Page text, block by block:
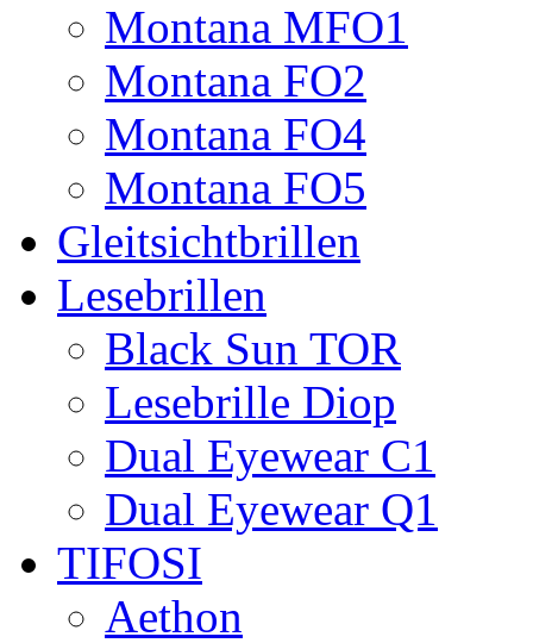
Montana MFO1
Montana FO2
Montana FO4
Montana FO5
Gleitsichtbrillen
Lesebrillen
Black Sun TOR
Lesebrille Diop
Dual Eyewear C1
Dual Eyewear Q1
TIFOSI
Aethon